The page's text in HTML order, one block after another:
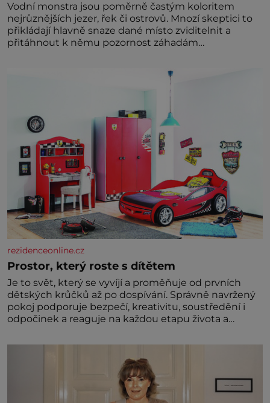
Vodní monstra jsou poměrně častým koloritem
nejrůznějších jezer, řek či ostrovů. Mnozí skeptici to
přikládají hlavně snaze dané místo zviditelnit a
přitáhnout k němu pozornost záhadám
rezidenceonline.cz
Prostor, který roste s dítětem
Je to svět, který se vyvíjí a proměňuje od prvních
dětských krůčků až po dospívání. Správně navržený
pokoj podporuje bezpečí, kreativitu, soustředění i
odpočinek a reaguje na každou etapu života a
jednoduchost, měkkost a bezpečí, proto by pokoj